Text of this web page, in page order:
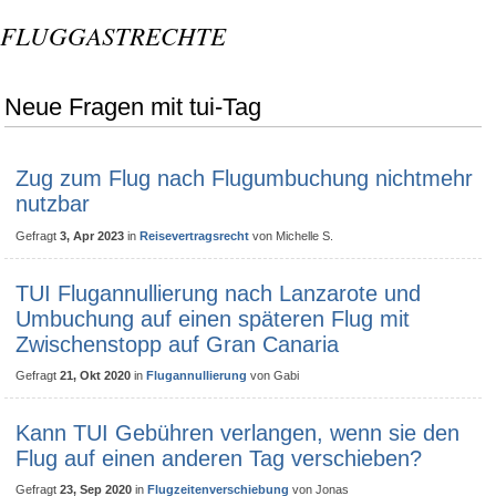
FLUGGASTRECHTE
Neue Fragen mit tui-Tag
Zug zum Flug nach Flugumbuchung nichtmehr
nutzbar
Gefragt 3, Apr 2023 inReisevertragsrecht von Michelle S.
TUI Flugannullierung nach Lanzarote und
Umbuchung auf einen späteren Flug mit
Zwischenstopp auf Gran Canaria
Gefragt 21, Okt 2020 inFlugannullierung vonGabi
Kann TUI Gebühren verlangen, wenn sie den
Flug auf einen anderen Tag verschieben?
Gefragt 23, Sep 2020 in Flugzeitenverschiebung vonJonas